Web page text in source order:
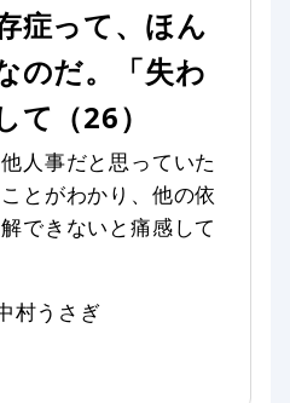
症って、ほん
のだ。「失わ
て（26）
人事だと思っていた
とがわかり、他の依
できないと痛感して
村うさぎ